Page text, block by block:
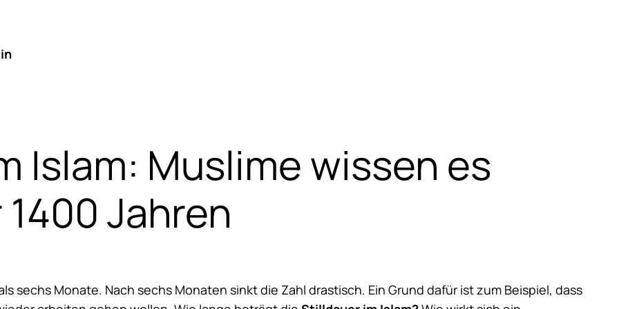
Islam: Muslime wissen es
Jahren
sechs Monate. Nach sechs Monaten sinkt die Zahl drastisch. Ein Grund dafür ist zum Beispiel, dass